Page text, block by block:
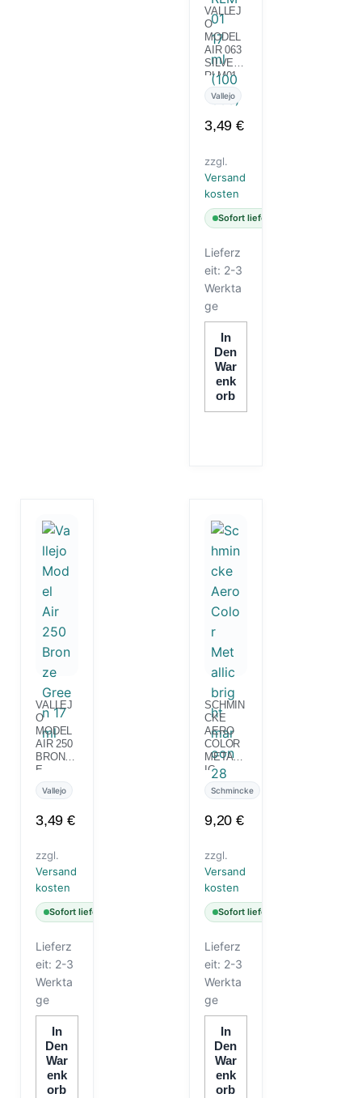
VALLEJ
O
MODEL
AIR 063
SILVER
RLM01
17 ML
(100663)
Vallejo
3,49€
zzgl.
Versand
kosten
Sofort lieferbar
Lieferz
eit: 2-3
Werkta
ge
In
Den
War
Enk
Orb
VALLEJ
O
MODEL
AIR 250
BRONZ
E
GREEN
17 ML
Vallejo
3,49€
zzgl.
Versand
kosten
Sofort lieferbar
Lieferz
eit: 2-3
Werkta
ge
In
Den
War
Enk
Orb
SCHMIN
CKE
AERO
COLOR
METALL
IC
BRIGHT
MAROO
Schmincke
9,20€
zzgl.
Versand
kosten
Sofort lieferbar
Lieferz
eit: 2-3
Werkta
ge
In
Den
War
Enk
Orb